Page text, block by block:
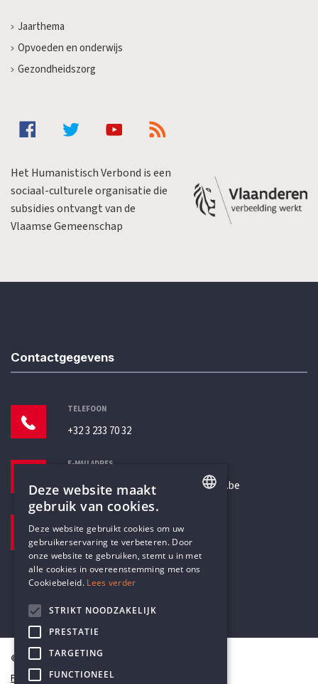
Jaarthema
Opvoeden en onderwijs
Gezondheidszorg
Het Humanistisch Verbond is een
sociaal-culturele organisatie die
subsidies ontvangt van de
Vlaamse Gemeenschap
Contactgegevens
TELEFOON
+32 3 233 70 32
E-MAILADRES
secretariaat@humanistischverbond.be
Pottenbrug 4
Antwerpen, 2000
© Humanistisch Verbond 2026
Privacy
DUTCH
Deze website maakt
gebruik van cookies.
Deze website gebruikt cookies om uw
gebruikerservaring te verbeteren. Door
onze website te gebruiken, stemt u in met
alle cookies in overeenstemming met ons
Cookiebeleid. Lees verder
STRIKT NOODZAKELIJK
PRESTATIE
TARGETING
FUNCTIONEEL